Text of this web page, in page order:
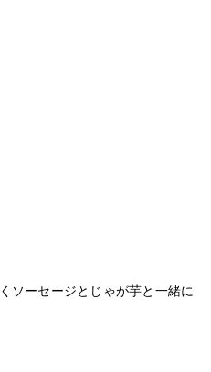
ソーセージとじゃが芋と一緒に